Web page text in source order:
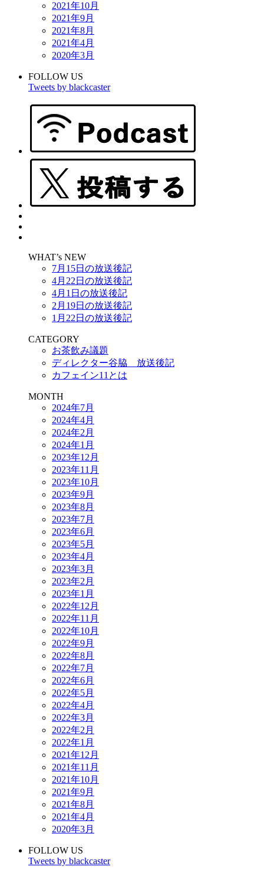
2021年10月
2021年9月
2021年8月
2021年4月
2020年3月
FOLLOW US
Tweets by blackcaster
WHAT’s NEW
7月15日の放送後記
4月22日の放送後記
4月1日の放送後記
2月19日の放送後記
1月22日の放送後記
CATEGORY
お茶飲み議題
ディレクター谷脇 放送後記
カフェイン11とは
MONTH
2024年7月
2024年4月
2024年2月
2024年1月
2023年12月
2023年11月
2023年10月
2023年9月
2023年8月
2023年7月
2023年6月
2023年5月
2023年4月
2023年3月
2023年2月
2023年1月
2022年12月
2022年11月
2022年10月
2022年9月
2022年8月
2022年7月
2022年6月
2022年5月
2022年4月
2022年3月
2022年2月
2022年1月
2021年12月
2021年11月
2021年10月
2021年9月
2021年8月
2021年4月
2020年3月
FOLLOW US
Tweets by blackcaster